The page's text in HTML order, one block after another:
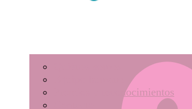
Premios y reconocimientos